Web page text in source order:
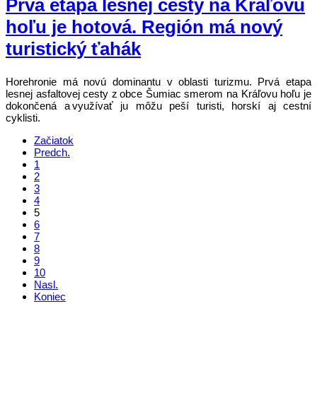
Prvá etapa lesnej cesty na Kráľovu
hoľu je hotová. Región má nový
turistický ťahák
Horehronie má novú dominantu v oblasti turizmu. Prvá etapa
lesnej asfaltovej cesty z obce Šumiac smerom na Kráľovu hoľu je
dokončená a využívať ju môžu peší turisti, horskí aj cestní
cyklisti.
Začiatok
Predch.
1
2
3
4
5
6
7
8
9
10
Nasl.
Koniec